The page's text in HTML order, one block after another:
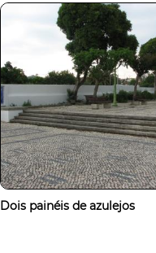
Dois painéis de azulejos